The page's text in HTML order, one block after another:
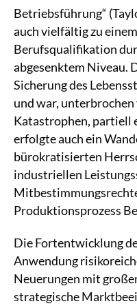
Betriebsführung“
auch vielfältig zu
Berufsqualifikation
abgesenktem Niveau.
Sicherung des
und war,
Katastrophen, partiell
erfolgte auch ein
bürokratisierten
industriellen
Produktionsprozess
Die Fortentwicklung
Anwendung
Neuerungen mit
strategische